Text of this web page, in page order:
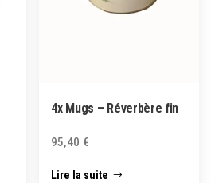
4x Mugs – Réverbère fin
95,40 €
Lire la suite